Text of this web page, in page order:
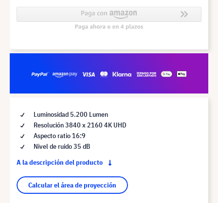
Luminosidad 5.200 Lumen
Resolución 3840 x 2160 4K UHD
Aspecto ratio 16:9
Nivel de ruido 35 dB
A la descripción del producto
Calcular el área de proyección